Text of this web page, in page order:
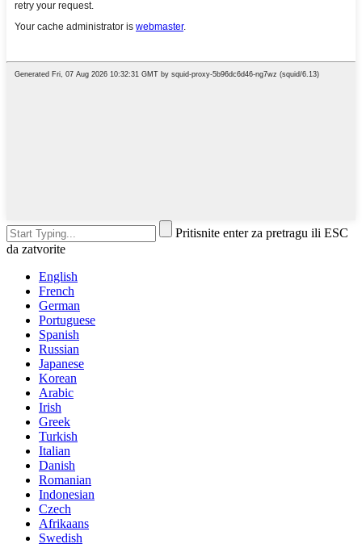
Pritisnite enter za pretragu ili ESC
da zatvorite
English
French
German
Portuguese
Spanish
Russian
Japanese
Korean
Arabic
Irish
Greek
Turkish
Italian
Danish
Romanian
Indonesian
Czech
Afrikaans
Swedish